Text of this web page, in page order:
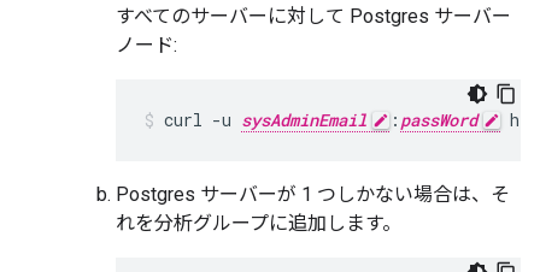
すべてのサーバーに対して Postgres サーバー
ノード:
curl -u sysAdminEmail : passWord
Postgres サーバーが 1 つしかない場合は、そ
れを分析グループに追加します。